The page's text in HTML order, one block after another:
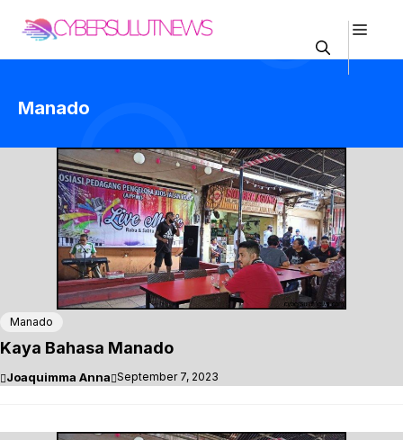
content
Manado
Manado
Kaya Bahasa Manado
Joaquimma Anna September 7, 2023